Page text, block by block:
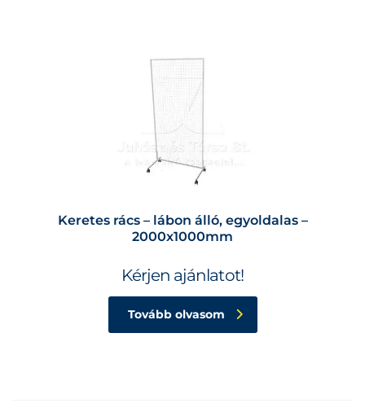
Keretes rács – lábon álló, egyoldalas –
2000x1000mm
Kérjen ajánlatot!
Tovább olvasom